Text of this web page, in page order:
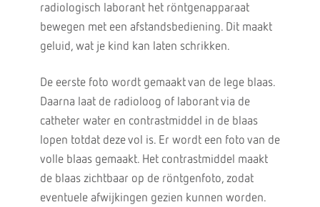
radiologisch laborant het röntgenapparaat
bewegen met een afstandsbediening. Dit maakt
geluid, wat je kind kan laten schrikken.
De eerste foto wordt gemaakt van de lege blaas.
Daarna laat de radioloog of laborant via de
catheter water en contrastmiddel in de blaas
lopen totdat deze vol is. Er wordt een foto van de
volle blaas gemaakt. Het contrastmiddel maakt
de blaas zichtbaar op de röntgenfoto, zodat
eventuele afwijkingen gezien kunnen worden.